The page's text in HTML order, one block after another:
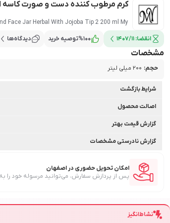
کرم مرطوب کننده دست و صورت کاسه ای گیاهی
Face Jar Herbal With Jojoba Tip 2 200 ml My
انقضا:1407/11
%100 توصیه خرید دیدگاه‌ها
مشخصات
حجم: 200 میلی لیتر
شرایط بازگشت
اصالت محصول
گزارش قیمت بهتر
گزارش نادرستی مشخصات
امکان تحویل حضوری در اصفهان
پس از پردازش سفارش، می‌توانید مرسوله خود را
نشاط‌انگیز